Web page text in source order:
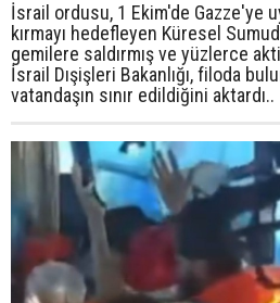
İsrail ordusu, 1 Ekim'de Gazze'ye
kırmayı hedefleyen Küresel
gemilere saldırmış ve yüzlerce
İsrail Dışişleri Bakanlığı, filoda
vatandaşın sınır edildiğini aktardı..